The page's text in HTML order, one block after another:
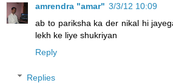
amrendra "amar" 3/3/12 10:09
ab to pariksha ka der nikal hi
lekh ke liye shukriyan
Reply
Replies